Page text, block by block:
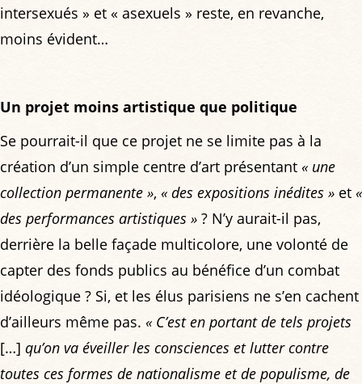
intersexués » et « asexuels » reste, en revanche,
moins évident…
Un projet moins artistique que politique
Se pourrait-il que ce projet ne se limite pas à la
création d’un simple centre d’art présentant « une
collection permanente », « des expositions inédites » et «
des performances artistiques » ? N’y aurait-il pas,
derrière la belle façade multicolore, une volonté de
capter des fonds publics au bénéfice d’un combat
idéologique ? Si, et les élus parisiens ne s’en cachent
d’ailleurs même pas. « C’est en portant de tels projets
[…] qu’on va éveiller les consciences et lutter contre
toutes ces formes de nationalisme et de populisme, de